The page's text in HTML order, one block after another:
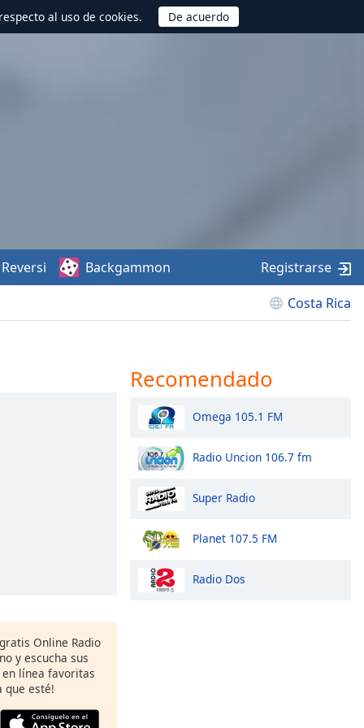
al uso de cookies.
Costa Rica
Reversi Backgammon Registrarse
gratis Online Radio
y escucha sus
línea favoritas
que esté!
Recomendado
Omega 105.1 FM
Radio Uncion 106.7 fm
Super Radio
Planet 107.5 FM
Radio Dos